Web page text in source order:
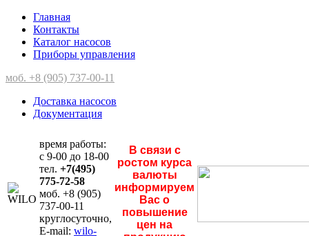
Главная
Контакты
Каталог насосов
Приборы управления
моб. +8 (905) 737-00-11
Доставка насосов
Документация
время работы:
с 9-00 до 18-00
тел. +7(495)
775-72-58
моб. +8 (905)
737-00-11
круглосуточно,
E-mail: wilo-
В связи с
ростом курса
валюты
информируем
Вас о
повышение
цен на